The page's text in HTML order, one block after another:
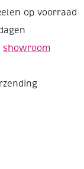
aantal
op voorraad
showroom